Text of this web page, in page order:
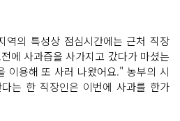
역의 특성상 점심시간에는 근처 직장
에 사과즙을 사가지고 갔다가 마셨는
이용해 또 사러 나왔어요." 농부의 시
는 한 직장인은 이번에 사과를 한가